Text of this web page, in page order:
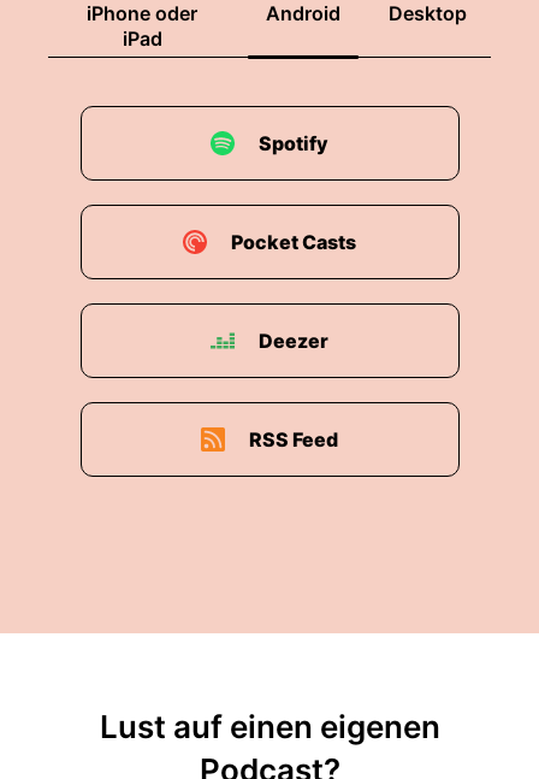
iPhone oder
iPad
Android Desktop
Spotify
Pocket Casts
Deezer
RSS Feed
Lust auf einen eigenen
Podcast?